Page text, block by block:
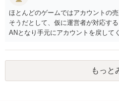
ほとんどのゲームではアカウントの
そうだとして、仮に運営者が対応す
ANとなり手元にアカウントを戻して
絶）を食らう可能性があります。
運営会社にはそのようなスタンスの
もっと